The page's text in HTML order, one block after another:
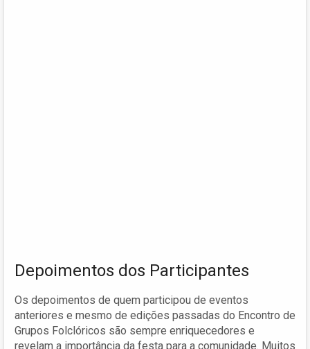
Depoimentos dos Participantes
Os depoimentos de quem participou de eventos
anteriores e mesmo de edições passadas do Encontro de
Grupos Folclóricos são sempre enriquecedores e
revelam a importância da festa para a comunidade. Muitos